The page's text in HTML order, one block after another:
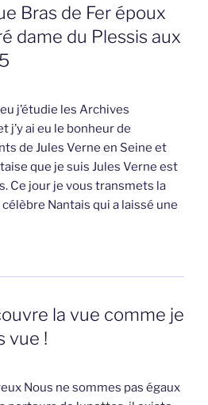
Bras de Fer époux
dame du Plessis aux
j’étudie les Archives
j’y ai eu le bonheur de
de Jules Verne en Seine et
que je suis Jules Verne est
Ce jour je vous transmets la
Nantais qui a laissé une
la vue comme je
vue !
Nous ne sommes pas égaux